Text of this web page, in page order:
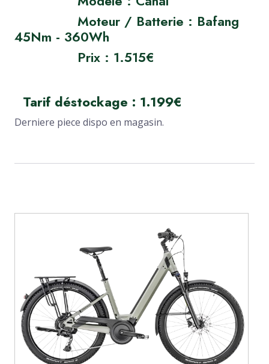
Moteur / Batterie : Bafang
45Nm - 360Wh
Prix : 1.515€
Tarif déstockage : 1.199€
Derniere piece dispo en magasin.